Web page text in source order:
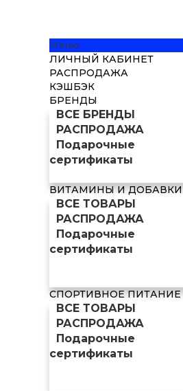
Меню
ЛИЧНЫЙ КАБИНЕТ
РАСПРОДАЖА
КЭШБЭК
БРЕНДЫ
ВСЕ БРЕНДЫ
РАСПРОДАЖА
Подарочные
сертификаты
ВИТАМИНЫ И ДОБАВКИ
ВСЕ ТОВАРЫ
РАСПРОДАЖА
Подарочные
сертификаты
СПОРТИВНОЕ ПИТАНИЕ
ВСЕ ТОВАРЫ
РАСПРОДАЖА
Подарочные
сертификаты